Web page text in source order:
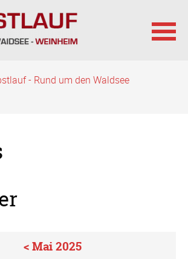
- Rund um den Waldsee
< Mai 2025